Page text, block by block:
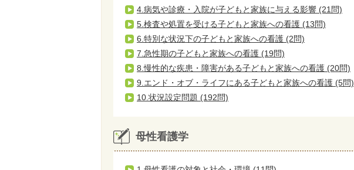
4.病気や診療・入院が子どもと家族に与える影響 (21問)
5.検査や処置を受ける子どもと家族への看護 (13問)
6.特別な状況下の子どもと家族への看護 (2問)
7.急性期の子どもと家族への看護 (19問)
8.慢性的な疾患・障害がある子どもと家族への看護 (20問)
9.エンド・オブ・ライフにある子どもと家族への看護 (5問)
10.状況設定問題 (192問)
母性看護学